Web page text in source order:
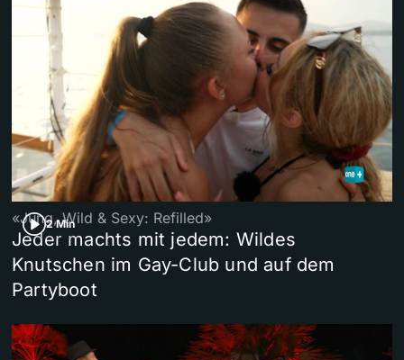
2 Min
«Jung, Wild & Sexy: Refilled»
Jeder machts mit jedem: Wildes
Knutschen im Gay-Club und auf dem
Partyboot